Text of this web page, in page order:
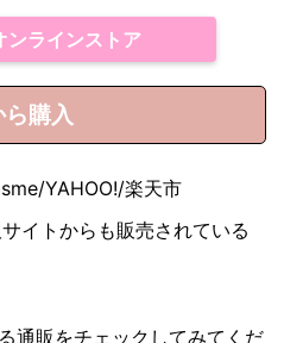
ンラインストア
ら購入
YAHOO!/楽天市
イトからも販売されている
通販をチェックしてみてくだ